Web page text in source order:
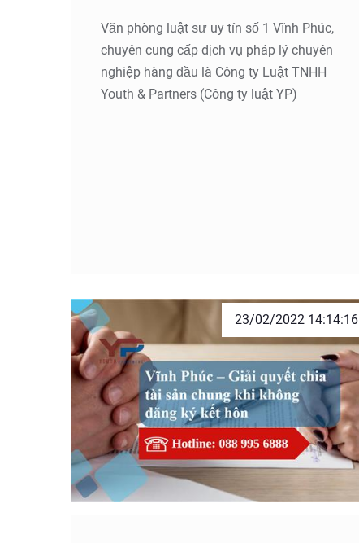
Văn phòng luật sư uy tín số 1 Vĩnh Phúc,
chuyên cung cấp dịch vụ pháp lý chuyên
nghiệp hàng đầu là Công ty Luật TNHH
Youth & Partners (Công ty luật YP)
23/02/2022 14:14:16